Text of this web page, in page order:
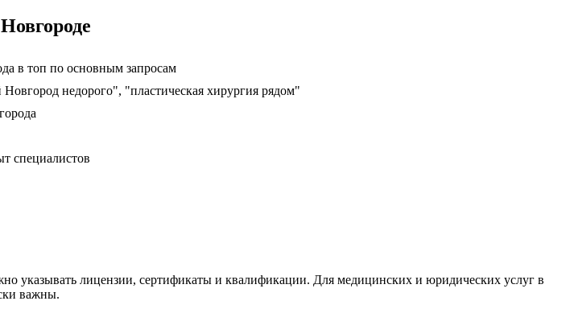
в топ по основным запросам
недорого", "пластическая хирургия рядом"
специалистов
указывать лицензии, сертификаты и квалификации. Для медицинских и юридических услуг в
важны.